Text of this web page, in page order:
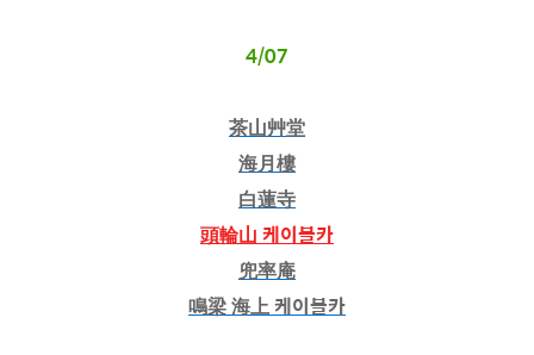
4/07
茶山艸堂
海月樓
白蓮寺
頭輪山 케이블카
兜率庵
鳴梁 海上 케이블카